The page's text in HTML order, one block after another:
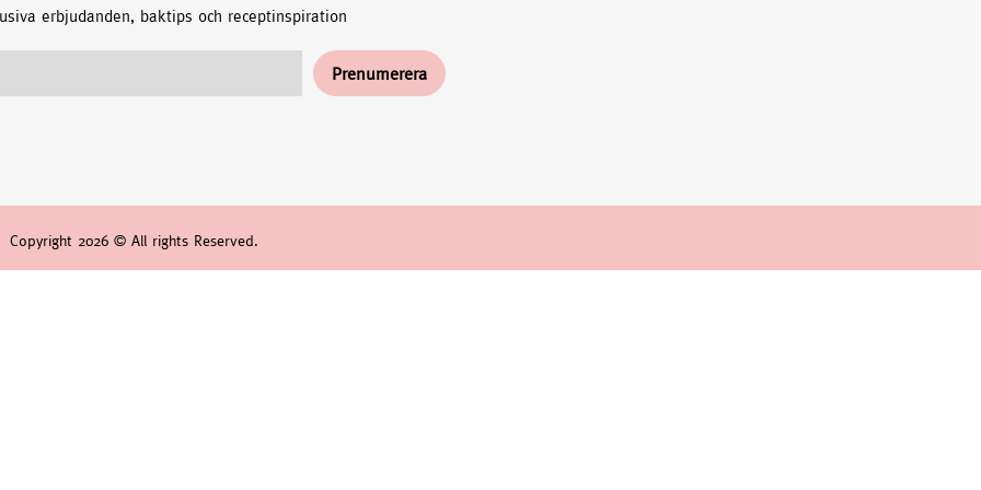
erbjudanden, baktips och receptinspiration
Copyright 2026 © All rights Reserved.